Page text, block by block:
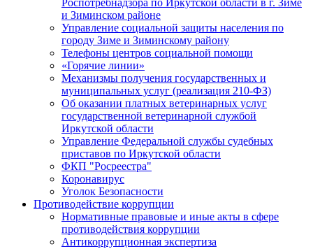
Роспотребнадзора по Иркутской области в г. Зиме
и Зиминском районе
Управление социальной защиты населения по
городу Зиме и Зиминскому району
Телефоны центров социальной помощи
«Горячие линии»
Механизмы получения государственных и
муниципальных услуг (реализация 210-ФЗ)
Об оказании платных ветеринарных услуг
государственной ветеринарной службой
Иркутской области
Управление Федеральной службы судебных
приставов по Иркутской области
ФКП "Росреестра"
Коронавирус
Уголок Безопасности
Противодействие коррупции
Нормативные правовые и иные акты в сфере
противодействия коррупции
Антикоррупционная экспертиза